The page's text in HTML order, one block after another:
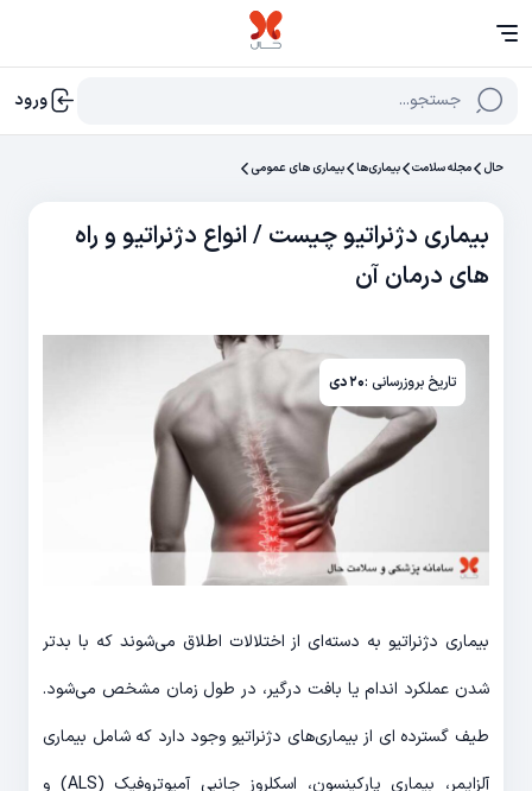
جستجو... ورود
حال مجله سلامت بیماری‌ها بیماری های عمومی
بیماری دژنراتیو چیست / انواع دژنراتیو و راه
های درمان آن
تاریخ بروزرسانی :۲۰ دی
بیماری دژنراتیو به دسته‌ای از اختلالات اطلاق می‌شوند که با بدتر
شدن عملکرد اندام یا بافت درگیر، در طول زمان مشخص می‌شود.
طیف گسترده ای از بیماری‌های دژنراتیو وجود دارد که شامل بیماری
آلزایمر، بیماری پارکینسون، اسکلروز جانبی آمیوتروفیک (ALS) و